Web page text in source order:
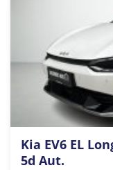
Kia EV6 EL
5d Aut.